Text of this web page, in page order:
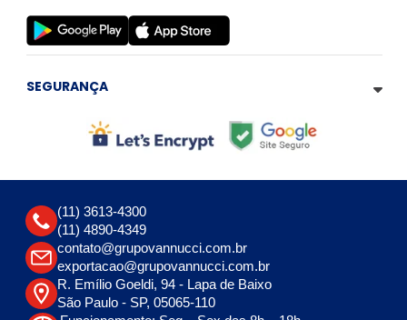
SEGURANÇA
(11) 3613-4300
(11) 4890-4349
contato@grupovannucci.com.br
exportacao@grupovannucci.com.br
R. Emílio Goeldi, 94 - Lapa de Baixo
São Paulo - SP, 05065-110